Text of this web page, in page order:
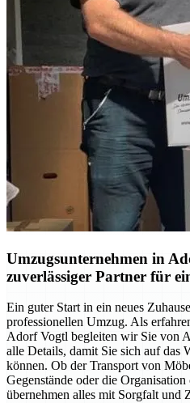
Umzugsunternehmen in
zuverlässiger Partner für
Ein guter Start in ein neues
professionellen Umzug. Als
Adorf Vogtl begleiten wir Sie von
alle Details, damit Sie sich auf das
können. Ob der Transport von
Gegenstände oder die
übernehmen alles mit Sorgfalt und